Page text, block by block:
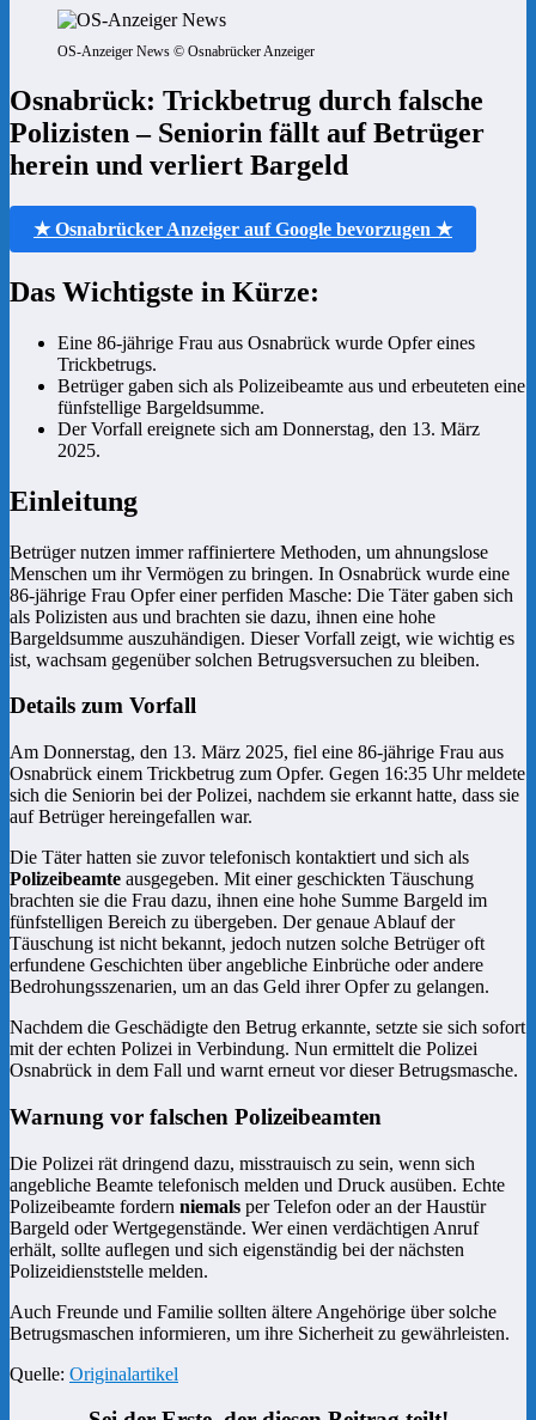
OS-Anzeiger News © Osnabrücker Anzeiger
Osnabrück: Trickbetrug durch falsche
Polizisten – Seniorin fällt auf Betrüger
herein und verliert Bargeld
★ Osnabrücker Anzeiger auf Google bevorzugen ★
Das Wichtigste in Kürze:
Eine 86-jährige Frau aus Osnabrück wurde Opfer eines
Trickbetrugs.
Betrüger gaben sich als Polizeibeamte aus und erbeuteten eine
fünfstellige Bargeldsumme.
Der Vorfall ereignete sich am Donnerstag, den 13. März
2025.
Einleitung
Betrüger nutzen immer raffiniertere Methoden, um ahnungslose
Menschen um ihr Vermögen zu bringen. In Osnabrück wurde eine
86-jährige Frau Opfer einer perfiden Masche: Die Täter gaben sich
als Polizisten aus und brachten sie dazu, ihnen eine hohe
Bargeldsumme auszuhändigen. Dieser Vorfall zeigt, wie wichtig es
ist, wachsam gegenüber solchen Betrugsversuchen zu bleiben.
Details zum Vorfall
Am Donnerstag, den 13. März 2025, fiel eine 86-jährige Frau aus
Osnabrück einem Trickbetrug zum Opfer. Gegen 16:35 Uhr meldete
sich die Seniorin bei der Polizei, nachdem sie erkannt hatte, dass sie
auf Betrüger hereingefallen war.
Die Täter hatten sie zuvor telefonisch kontaktiert und sich als
Polizeibeamte ausgegeben. Mit einer geschickten Täuschung
brachten sie die Frau dazu, ihnen eine hohe Summe Bargeld im
fünfstelligen Bereich zu übergeben. Der genaue Ablauf der
Täuschung ist nicht bekannt, jedoch nutzen solche Betrüger oft
erfundene Geschichten über angebliche Einbrüche oder andere
Bedrohungsszenarien, um an das Geld ihrer Opfer zu gelangen.
Nachdem die Geschädigte den Betrug erkannte, setzte sie sich sofort
mit der echten Polizei in Verbindung. Nun ermittelt die Polizei
Osnabrück in dem Fall und warnt erneut vor dieser Betrugsmasche.
Warnung vor falschen Polizeibeamten
Die Polizei rät dringend dazu, misstrauisch zu sein, wenn sich
angebliche Beamte telefonisch melden und Druck ausüben. Echte
Polizeibeamte fordern niemals per Telefon oder an der Haustür
Bargeld oder Wertgegenstände. Wer einen verdächtigen Anruf
erhält, sollte auflegen und sich eigenständig bei der nächsten
Polizeidienststelle melden.
Auch Freunde und Familie sollten ältere Angehörige über solche
Betrugsmaschen informieren, um ihre Sicherheit zu gewährleisten.
Quelle: Originalartikel